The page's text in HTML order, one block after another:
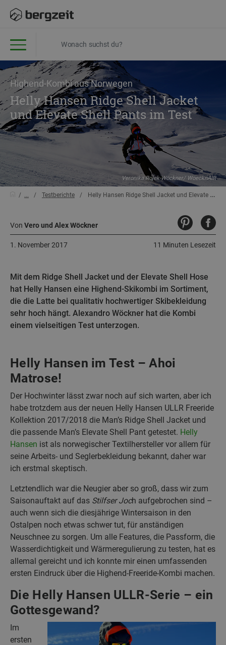
Highend-Kombi aus Norwegen
Helly Hansen Ridge Shell Jacket
und Elevate Shell Pants im Test
Veronika Rojek-Wöckner/ WoecknAIR
... Testberichte Helly Hansen Ridge Shell Jacket und Elevate Shell Pants im Test
Von Vero und Alex Wöckner
11 Minuten Lesezeit
1. November 2017
Mit dem Ridge Shell Jacket und der Elevate Shell Hose
hat Helly Hansen eine Highend-Skikombi im Sortiment,
die die Latte bei qualitativ hochwertiger Skibekleidung
sehr hoch hängt. Alexandro Wöckner hat die Kombi
einem vielseitigen Test unterzogen.
Helly Hansen im Test – Ahoi
Matrose!
Der Hochwinter lässt zwar noch auf sich warten, aber ich
habe trotzdem aus der neuen Helly Hansen ULLR Freeride
Kollektion 2017/2018 die Man’s Ridge Shell Jacket und
die passende Man’s Elevate Shell Pant getestet. Helly
Hansen ist als norwegischer Textilhersteller vor allem für
seine Arbeits- und Seglerbekleidung bekannt, daher war
ich erstmal skeptisch.
Letztendlich war die Neugier aber so groß, dass wir zum
Saisonauftakt auf das Stilfser Joch aufgebrochen sind –
auch wenn sich die diesjährige Wintersaison in den
Ostalpen noch etwas schwer tut, für anständigen
Neuschnee zu sorgen. Um alle Features, die Passform, die
Wasserdichtigkeit und Wärmeregulierung zu testen, hat es
allemal gereicht und ich konnte mir einen umfassenden
ersten Eindruck über die Highend-Freeride-Kombi machen.
Die Helly Hansen ULLR-Serie – ein
Gottesgewand?
Im
ersten